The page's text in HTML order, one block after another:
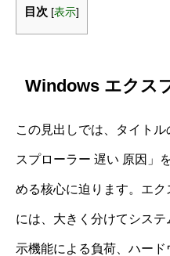
目次 [表示]
Windows エクス
この見出しでは、タイト
スプローラー 遅い 原因」
める核心に迫ります。エ
には、大きく分けてシス
示機能による負荷、ハー